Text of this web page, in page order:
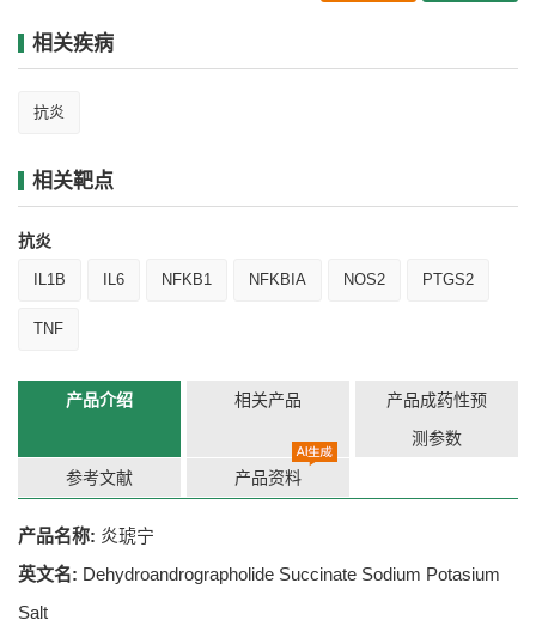
相关疾病
抗炎
相关靶点
抗炎
IL1B IL6 NFKB1 NFKBIA NOS2 PTGS2
TNF
产品介绍 相关产品
产品成药性预
测参数
参考文献 产品资料
产品名称: 炎琥宁
英文名: Dehydroandrographolide Succinate Sodium Potasium
Salt